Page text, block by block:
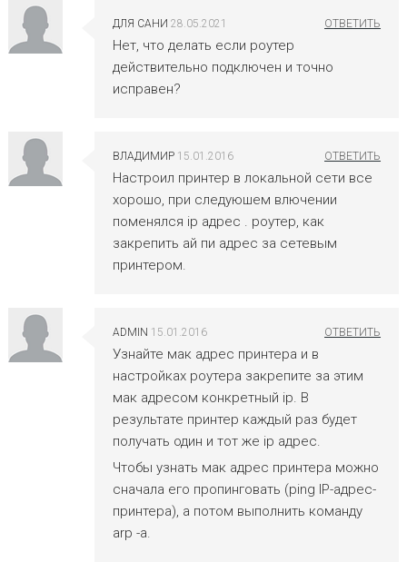
ДЛЯ САНИ 28.05.2021
Нет, что делать если роутер
действительно подключен и точно
исправен?
ВЛАДИМИР 15.01.2016
Настроил принтер в локальной сети все
хорошо, при следуюшем влючении
поменялся ip адрес . роутер, как
закрепить ай пи адрес за сетевым
принтером.
ADMIN 15.01.2016
Узнайте мак адрес принтера и в
настройках роутера закрепите за этим
мак адресом конкретный ip. В
результате принтер каждый раз будет
получать один и тот же ip адрес.
Чтобы узнать мак адрес принтера можно
сначала его пропинговать (ping IP-адрес-
принтера), а потом выполнить команду
arp -a.